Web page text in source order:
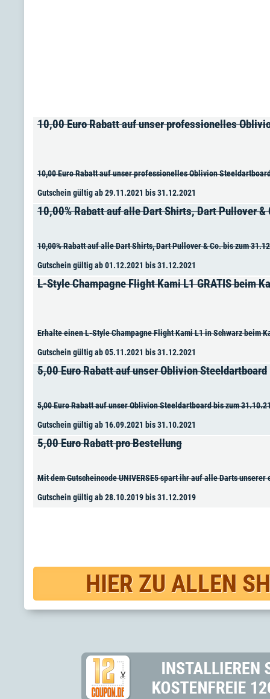
10,00 Euro Rabatt auf unser professionelles
10,00 Euro Rabatt auf unser professionelles Oblivion
Gutschein gültig ab 29.11.2021 bis 31.12.2021
10,00% Rabatt auf alle Dart Shirts, Dart Pullover &
10,00% Rabatt auf alle Dart Shirts, Dart Pullover & Co. bis zum
Gutschein gültig ab 01.12.2021 bis 31.12.2021
L-Style Champagne Flight Kami L1 GRATIS beim
Erhalte einen L-Style Champagne Flight Kami L1 in Schwarz beim
Gutschein gültig ab 05.11.2021 bis 31.12.2021
5,00 Euro Rabatt auf unser Oblivion Steeldartboard
5,00 Euro Rabatt auf unser Oblivion Steeldartboard bis zum
Gutschein gültig ab 16.09.2021 bis 31.10.2021
5,00 Euro Rabatt pro Bestellung
Mit dem Gutscheincode UNIVERSE5 spart ihr auf alle Darts
Gutschein gültig ab 28.10.2019 bis 31.12.2019
HIER ZU ALLEN